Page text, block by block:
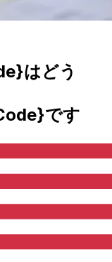
はどう
です
Bank送金額など
な送金は手数料が低
Bank 手数料を比
。
で送金する